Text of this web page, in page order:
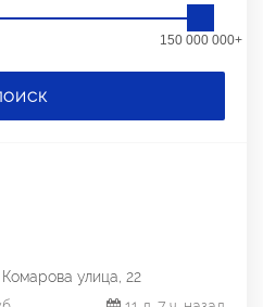
150 000 000+
улица, 22